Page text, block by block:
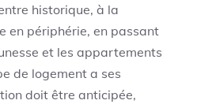
historique, à la
en périphérie, en passant
et les appartements
de logement a ses
doit être anticipée,